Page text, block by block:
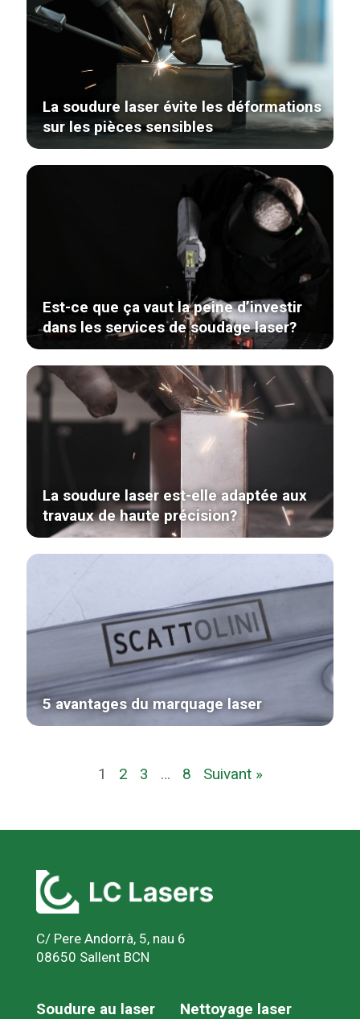
La soudure laser évite les déformations
sur les pièces sensibles
Est-ce que ça vaut la peine d’investir
dans les services de soudage laser?
La soudure laser est-elle adaptée aux
travaux de haute précision?
5 avantages du marquage laser
1 2 3 … 8 Suivant »
C/ Pere Andorrà, 5, nau 6
08650 Sallent BCN
Soudure au laser
Nettoyage laser